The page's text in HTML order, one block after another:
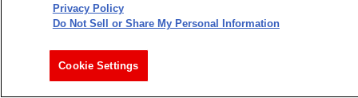
Privacy Policy
Do Not Sell or Share My Personal Information
Cookie Settings